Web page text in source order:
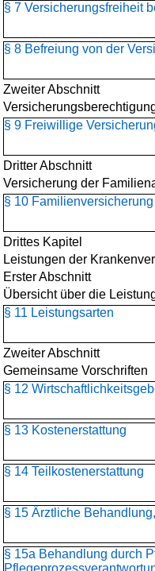
§ 7 Versicherungsfreiheit
§ 8 Befreiung von der
Zweiter Abschnitt
§ 9 Freiwillige
Dritter Abschnitt
Versicherung der
§ 10 Familienversicherung
Drittes Kapitel
Leistungen der
Erster Abschnitt
Übersicht über die
§ 11 Leistungsarten
Zweiter Abschnitt
Gemeinsame Vorschriften
§ 12
§ 13 Kostenerstattung
§ 14 Teilkostenerstattung
§ 15 Ärztliche
§ 15a Behandlung durch